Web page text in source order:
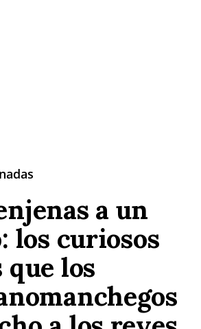
a un
los curiosos
que los